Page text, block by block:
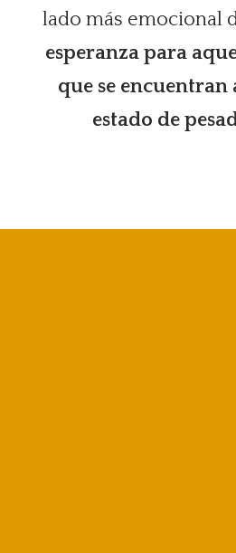
lado más emocional
esperanza para
que se encuentran
estado de